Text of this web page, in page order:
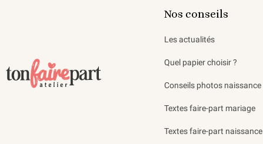
Nos conseils
Les actualités
Quel papier choisir ?
Conseils photos naissance
Textes faire-part mariage
Textes faire-part naissance